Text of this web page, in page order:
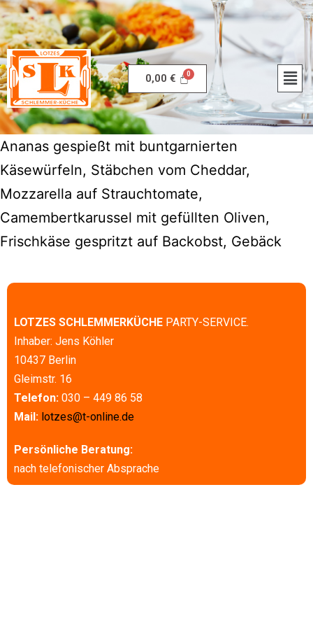
0,00 €
Ananas gespießt mit buntgarnierten
Käsewürfeln, Stäbchen vom Cheddar,
Mozzarella auf Strauchtomate,
Camembertkarussel mit gefüllten Oliven,
Frischkäse gespritzt auf Backobst, Gebäck
LOTZES SCHLEMMERKÜCHE PARTY-SERVICE.
Inhaber: Jens Köhler
10437 Berlin
Gleimstr. 16
Telefon: 030 – 449 86 58
Mail: lotzes@t-online.de
Persönliche Beratung:
nach telefonischer Absprache